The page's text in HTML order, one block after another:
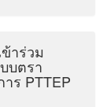
าร่วม
บตรา
ร PTTEP